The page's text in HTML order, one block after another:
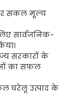
सकल मूल्य
सार्वजनिक-
सरकारों के
का सफल
घरेलू उत्पाद के